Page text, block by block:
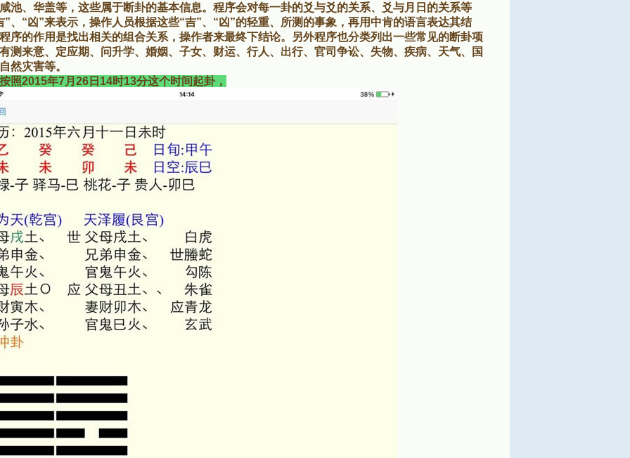
池、华盖等，这些属于断卦的基本信息。程序会对每一卦的爻与爻的关系、爻与月日的关系等
”、“凶”来表示，操作人员根据这些“吉”、“凶”的轻重、所测的事象，再用中肯的语言表达其结
序的作用是找出相关的组合关系，操作者来最终下结论。另外程序也分类列出一些常见的断卦项
测来意、定应期、问升学、婚姻、子女、财运、行人、出行、官司争讼、失物、疾病、天气、国
然灾害等。
照2015年7月26日14时13分这个时间起卦，